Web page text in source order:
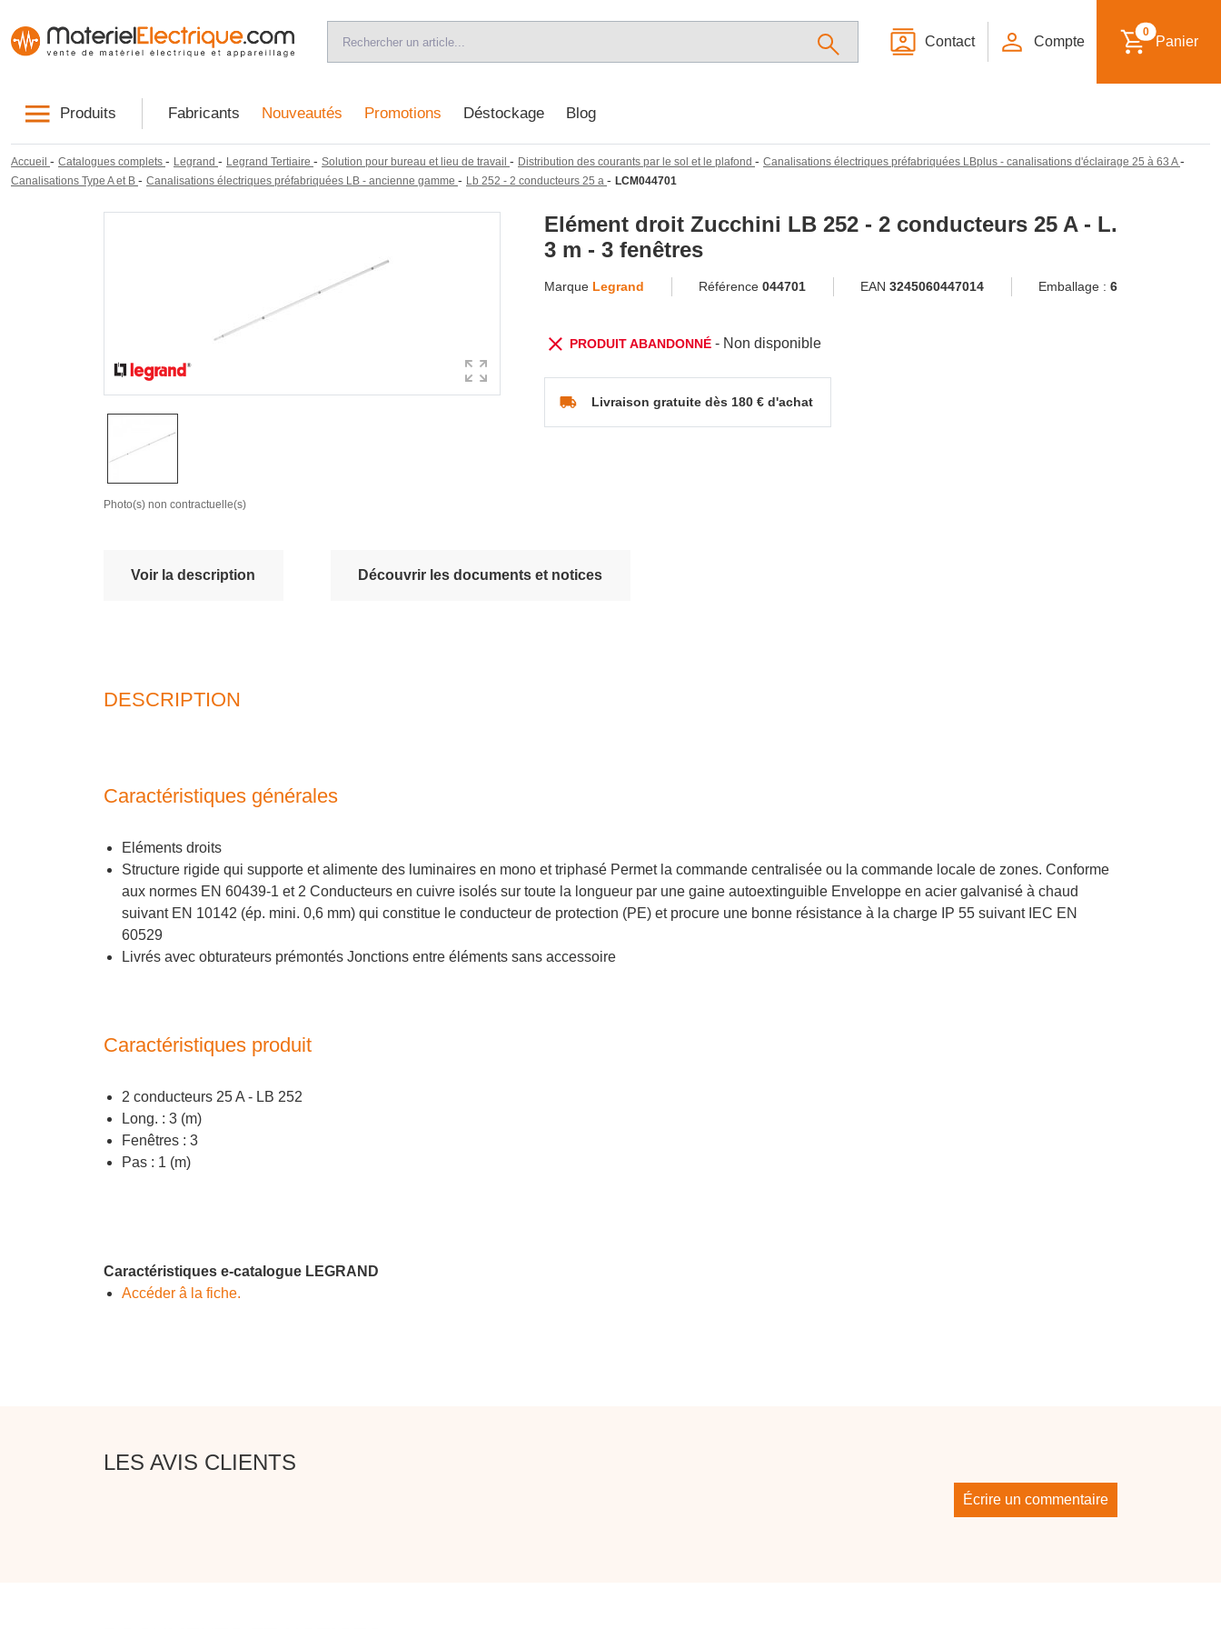
Contact Compte
0
Panier
Produits Fabricants Nouveautés Promotions Déstockage Blog
Accueil - Catalogues complets - Legrand - Legrand Tertiaire - Solution pour bureau et lieu de travail - Distribution des courants par le sol et le plafond - Canalisations électriques préfabriquées LBplus - canalisations d'éclairage 25 à 63 A -
Canalisations Type A et B - Canalisations électriques préfabriquées LB - ancienne gamme - Lb 252 - 2 conducteurs 25 a - LCM044701
Photo(s) non contractuelle(s)
Elément droit Zucchini LB 252 - 2 conducteurs 25 A - L.
3 m - 3 fenêtres
Marque Legrand Référence 044701 EAN 3245060447014 Emballage : 6
PRODUIT ABANDONNÉ- Non disponible
Livraison gratuite dès 180 € d'achat
Voir la description Découvrir les documents et notices
DESCRIPTION
Caractéristiques générales
Eléments droits
Structure rigide qui supporte et alimente des luminaires en mono et triphasé Permet la commande centralisée ou la commande locale de zones. Conforme
aux normes EN 60439-1 et 2 Conducteurs en cuivre isolés sur toute la longueur par une gaine autoextinguible Enveloppe en acier galvanisé à chaud
suivant EN 10142 (ép. mini. 0,6 mm) qui constitue le conducteur de protection (PE) et procure une bonne résistance à la charge IP 55 suivant IEC EN
60529
Livrés avec obturateurs prémontés Jonctions entre éléments sans accessoire
Caractéristiques produit
2 conducteurs 25 A - LB 252
Long. : 3 (m)
Fenêtres : 3
Pas : 1 (m)
Caractéristiques e-catalogue LEGRAND
Accéder â la fiche.
LES AVIS CLIENTS
Écrire un commentaire